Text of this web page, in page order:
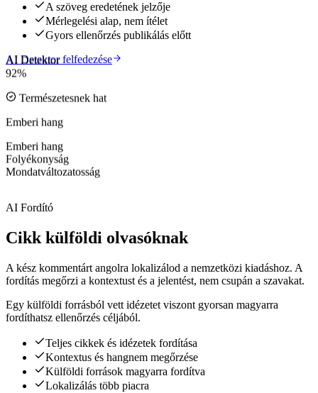
A szöveg eredetének jelzője
Mérlegelési alap, nem ítélet
Gyors ellenőrzés publikálás előtt
AI Detektor felfedezése
AI Detektor
92%
Természetesnek hat
Emberi hang
Emberi hang
Folyékonyság
Mondatváltozatosság
AI Fordító
Cikk külföldi olvasóknak
A kész kommentárt angolra lokalizálod a nemzetközi kiadáshoz. A
fordítás megőrzi a kontextust és a jelentést, nem csupán a szavakat.
Egy külföldi forrásból vett idézetet viszont gyorsan magyarra
fordíthatsz ellenőrzés céljából.
Teljes cikkek és idézetek fordítása
Kontextus és hangnem megőrzése
Külföldi források magyarra fordítva
Lokalizálás több piacra